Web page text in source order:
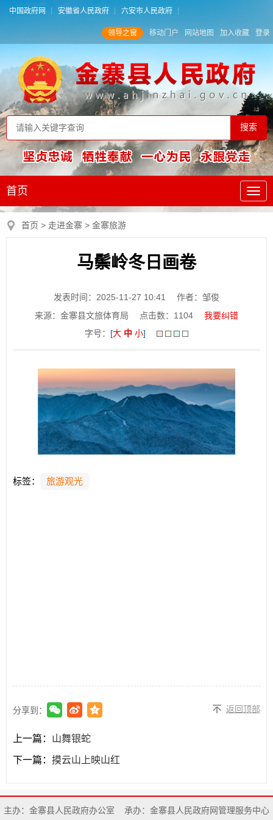
中国政府网 安徽省人民政府 六安市人民政府
领导之窗 移动门户 网站地图 加入收藏 登录
首页
首页 > 走进金寨 > 金寨旅游
马鬃岭冬日画卷
发表时间：2025-11-27 10:41
作者：邹俊
来源：金寨县文旅体育局
点击数： 1104
我要纠错
字号： [大 中 小]
标签： 旅游观光
分享到： 返回顶部
上一篇： 山舞银蛇
下一篇： 摸云山上映山红
主办：金寨县人民政府办公室
承办：金寨县人民政府网管理服务中心